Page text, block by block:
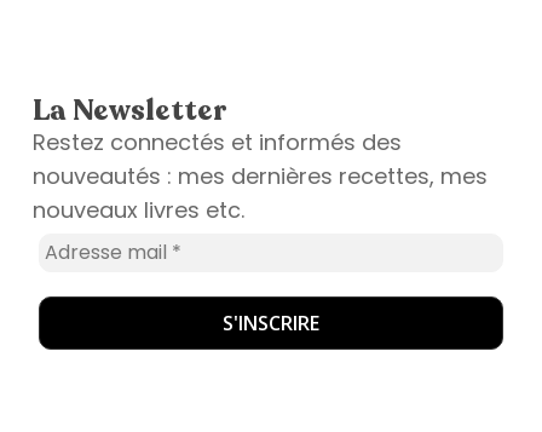
La Newsletter
Restez connectés et informés des
nouveautés : mes dernières recettes, mes
nouveaux livres etc.